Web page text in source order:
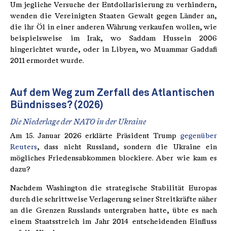
Um jegliche Versuche der Entdollarisierung zu verhindern,
wenden die Vereinigten Staaten Gewalt gegen Länder an,
die ihr Öl in einer anderen Währung verkaufen wollen, wie
beispielsweise im Irak, wo Saddam Hussein 2006
hingerichtet wurde, oder in Libyen, wo Muammar Gaddafi
2011 ermordet wurde.
Auf dem Weg zum Zerfall des Atlantischen
Bündnisses? (2026)
Die Niederlage der NATO in der Ukraine
Am 15. Januar 2026 erklärte Präsident Trump gegenüber
Reuters, dass nicht Russland, sondern die Ukraine ein
mögliches Friedensabkommen blockiere. Aber wie kam es
dazu?
Nachdem Washington die strategische Stabilität Europas
durch die schrittweise Verlagerung seiner Streitkräfte näher
an die Grenzen Russlands untergraben hatte, übte es nach
einem Staatsstreich im Jahr 2014 entscheidenden Einfluss